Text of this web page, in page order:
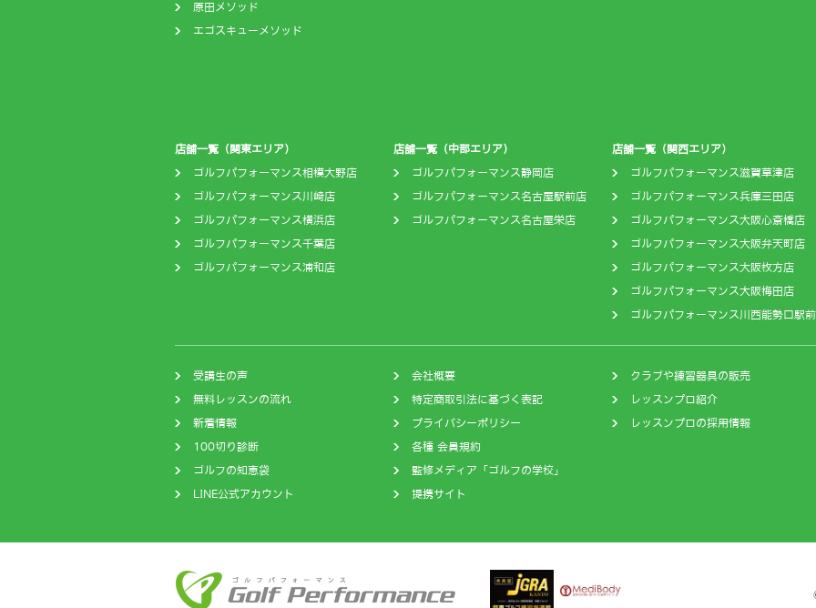
原田メソッド
エゴスキューメソッド
店舗一覧（関東エリア）
ゴルフパフォーマンス相模大野店
ゴルフパフォーマンス川崎店
ゴルフパフォーマンス横浜店
ゴルフパフォーマンス千葉店
ゴルフパフォーマンス浦和店
店舗一覧（中部エリア）
ゴルフパフォーマンス静岡店
ゴルフパフォーマンス名古屋駅前店
ゴルフパフォーマンス名古屋栄店
店舗一覧（関西エリア）
ゴルフパフォーマンス滋賀草津店
ゴルフパフォーマンス兵庫三田店
ゴルフパフォーマンス大阪心斎橋店
ゴルフパフォーマンス大阪弁天町店
ゴルフパフォーマンス大阪枚方店
ゴルフパフォーマンス大阪梅田店
ゴルフパフォーマンス川西能勢口駅
受講生の声
無料レッスンの流れ
新着情報
100切り診断
ゴルフの知恵袋
LINE公式アカウント
会社概要
特定商取引法に基づく表記
プライバシーポリシー
各種 会員規約
監修メディア「ゴルフの学校」
提携サイト
クラブや練習器具の販売
レッスンプロ紹介
レッスンプロの採用情報